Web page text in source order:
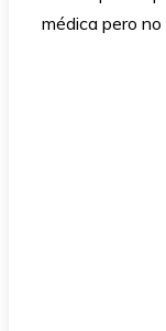
médica pero